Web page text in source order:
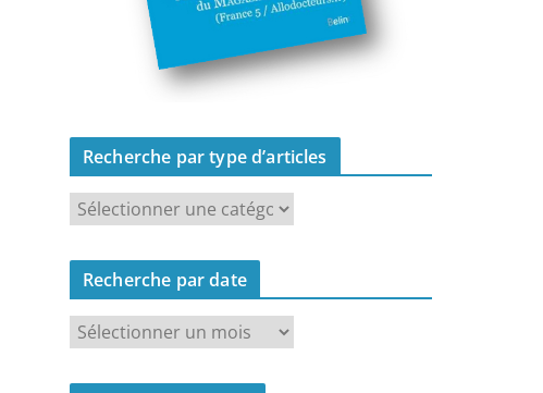
Recherche par type d’articles
e
c
e
Recherche par date
e
c